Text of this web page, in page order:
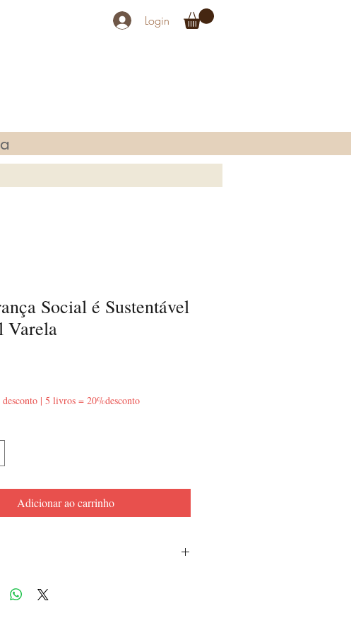
Login
Social é Sustentável
Varela
| 5 livros = 20%desconto
Adicionar ao carrinho